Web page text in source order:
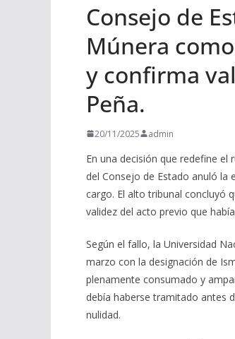
Consejo de
Múnera
y confirma
Peña.
20/11/2025 admin
En una decisión que redefine
del Consejo de Estado anuló
cargo. El alto tribunal concluyó
validez del acto previo que
Según el fallo, la Universidad
marzo con la designación de
plenamente consumado y
debía haberse tramitado antes
nulidad.